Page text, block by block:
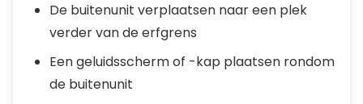
De buitenunit verplaatsen naar een plek
verder van de erfgrens
Een geluidsscherm of -kap plaatsen rondom
de buitenunit